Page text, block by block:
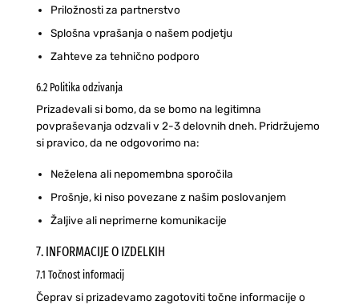
Priložnosti za partnerstvo
Splošna vprašanja o našem podjetju
Zahteve za tehnično podporo
6.2 Politika odzivanja
Prizadevali si bomo, da se bomo na legitimna
povpraševanja odzvali v 2-3 delovnih dneh. Pridržujemo
si pravico, da ne odgovorimo na:
Neželena ali nepomembna sporočila
Prošnje, ki niso povezane z našim poslovanjem
Žaljive ali neprimerne komunikacije
7. INFORMACIJE O IZDELKIH
7.1 Točnost informacij
Čeprav si prizadevamo zagotoviti točne informacije o